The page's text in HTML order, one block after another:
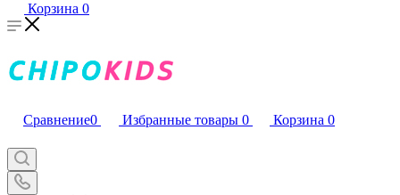
Корзина 0
Сравнение0 Избранные товары 0 Корзина 0